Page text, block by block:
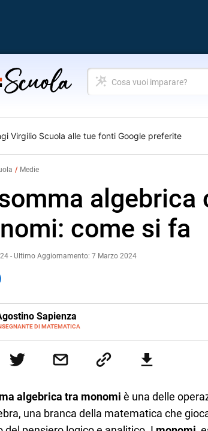
Cosa
vuoi
Virgilio Scuola alle tue fonti Google preferite
Medie
algebrica
come si fa
- Ultimo Aggiornamento: 7 Marzo 2024
Sapienza
DI MATEMATICA
Internazionali a Messina e in Economia Internazionale a
studi commercialisti sono stato chiamato per una
ruolo nel 2023
algebrica tra monomi è una delle
una branca della matematica che